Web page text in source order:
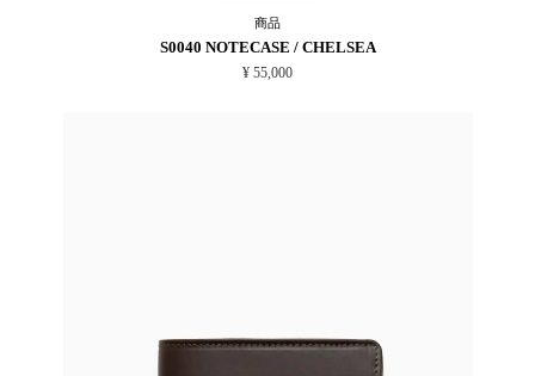
商品
S0040 NOTECASE / CHELSEA
¥ 55,000